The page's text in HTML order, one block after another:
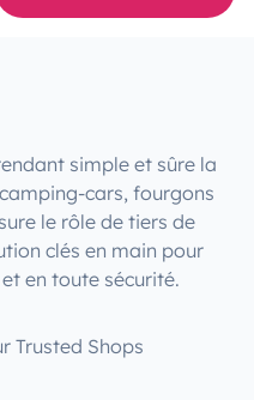
simple et sûre la
cars, fourgons
le rôle de tiers de
clés en main pour
en toute sécurité.
Trusted Shops